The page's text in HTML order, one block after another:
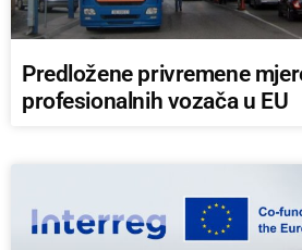
Predložene privremene
profesionalnih vozača u EU